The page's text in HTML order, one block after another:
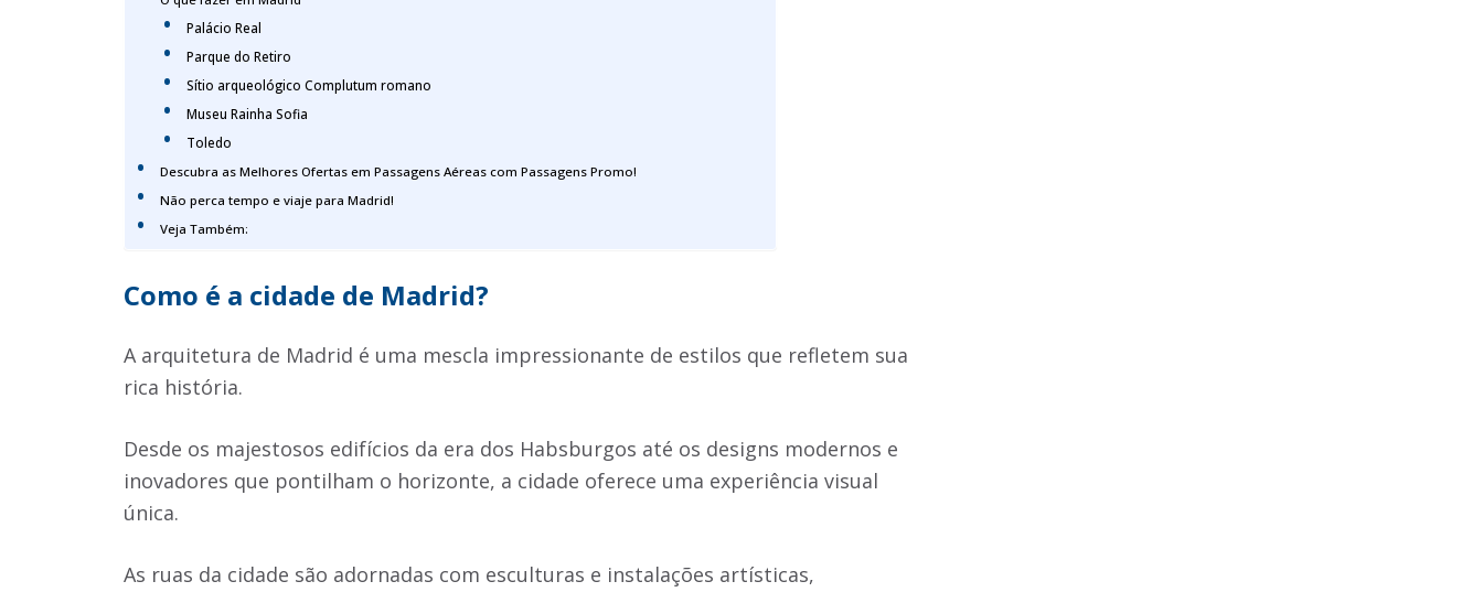
Palácio Real
Parque do Retiro
Sítio arqueológico Complutum romano
Museu Rainha Sofia
Toledo
Descubra as Melhores Ofertas em Passagens Aéreas com Passagens Promo!
Não perca tempo e viaje para Madrid!
Veja Também:
Como é a cidade de Madrid?
A arquitetura de Madrid é uma mescla impressionante de estilos que refletem sua
rica história.
Desde os majestosos edifícios da era dos Habsburgos até os designs modernos e
inovadores que pontilham o horizonte, a cidade oferece uma experiência visual
única.
As ruas da cidade são adornadas com esculturas e instalações artísticas,